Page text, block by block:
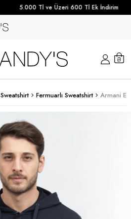
5.000 Tl ve Üzeri 600 Tl Ek İndirim
Sweatshirt Fermuarlı Sweatshirt Armani